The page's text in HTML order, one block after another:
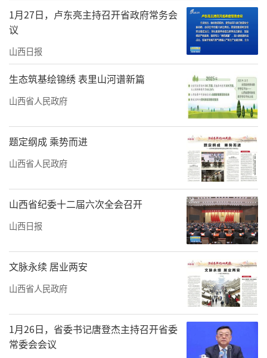
1月27日，卢东亮主持召开省政府常务会
议
山西日报
生态筑基绘锦绣 表里山河谱新篇
山西省人民政府
题定纲成 乘势而进
山西省人民政府
山西省纪委十二届六次全会召开
山西日报
文脉永续 居业两安
山西省人民政府
1月26日，省委书记唐登杰主持召开省委
常委会会议